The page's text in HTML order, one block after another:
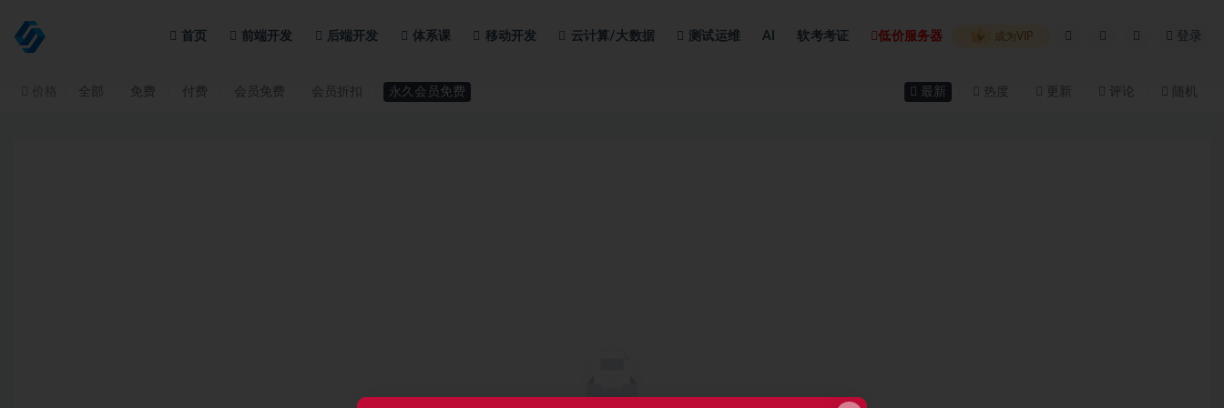
首页 前端开发 后端开发 体系课 移动开发 云计算/大数据 测试运维 AI 软考考证 低价服务器 成为VIP 登录
全部 免费 付费 会员免费 会员折扣 永久会员免费 最新 热度 更新 评论 随机